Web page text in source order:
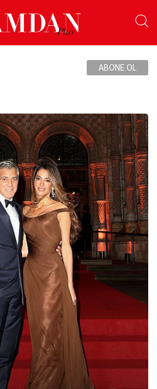
ABONE OL